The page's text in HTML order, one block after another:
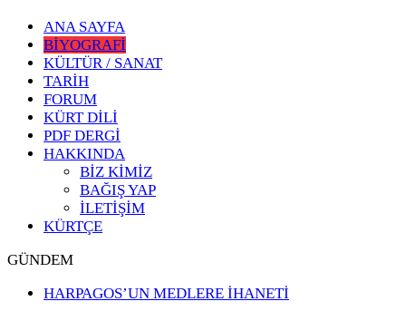
ANA SAYFA
BİYOGRAFİ
KÜLTÜR / SANAT
TARİH
FORUM
KÜRT DİLİ
PDF DERGİ
HAKKINDA
BİZ KİMİZ
BAĞIŞ YAP
İLETİŞİM
KÜRTÇE
GÜNDEM
HARPAGOS’UN MEDLERE İHANETİ